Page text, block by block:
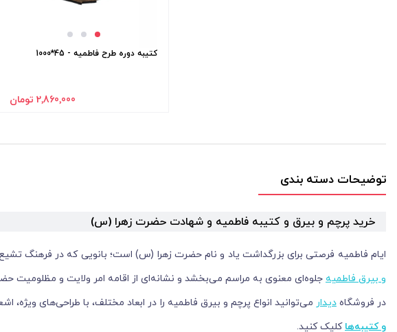
کتیبه دوره طرح فاطمیه - 45*1000
2٬860٬000 تومان
توضیحات دسته بندی
خرید پرچم و بیرق و کتیبه فاطمیه و شهادت حضرت زهرا (س)
ایام فاطمیه فرصتی برای بزرگداشت یاد و نام حضرت زهرا (س) است؛ بانویی که در فرهنگ
و بیرق فاطمیه جلوه‌ای معنوی به مراسم می‌بخشد و نشانه‌ای از اقامه امر ولایت و مظلومیت
در فروشگاهدیدار می‌توانید انواع پرچم و بیرق فاطمیه را در ابعاد مختلف، با طراحی‌های
و کتیبه‌ها کلیک کنید.